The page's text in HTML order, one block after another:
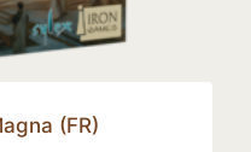
(FR)